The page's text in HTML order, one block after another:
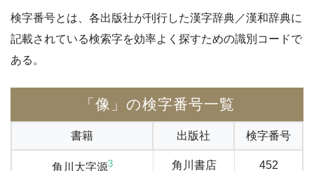
検字番号とは、各出版社が刊行した漢字辞典／漢和辞典に
記載されている検索字を効率よく探すための識別コードで
ある。
「像」の検字番号一覧
書籍 出版社 検字番号
角川大字源3 角川書店 452